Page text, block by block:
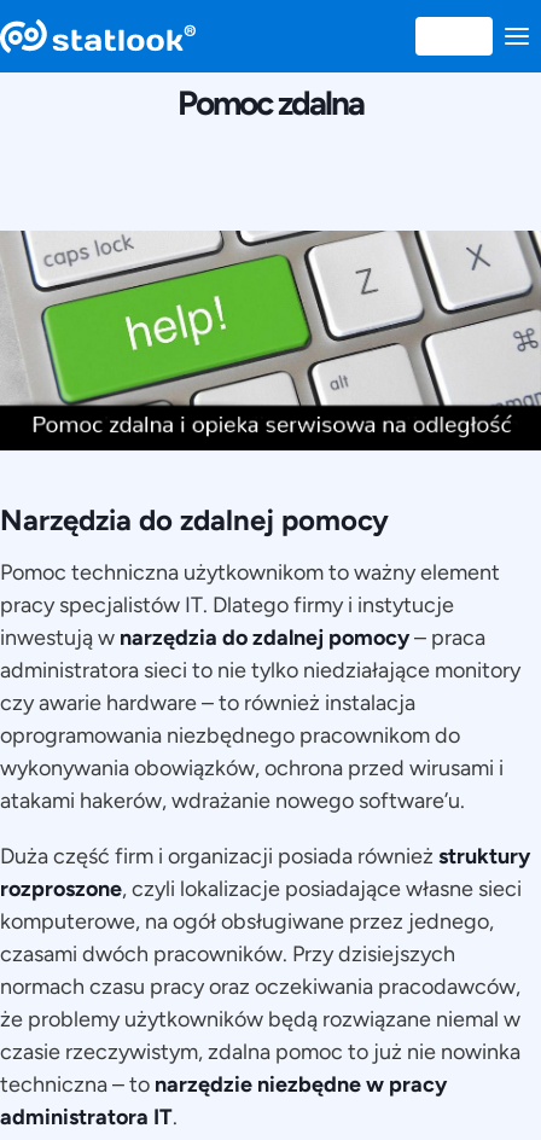
26 OCTOMBRIE 2016
Pomoc zdalna
Narzędzia do zdalnej pomocy
Pomoc techniczna użytkownikom to ważny element
pracy specjalistów IT. Dlatego firmy i instytucje
inwestują w narzędzia do zdalnej pomocy– praca
administratora sieci to nie tylko niedziałające monitory
czy awarie hardware – to również instalacja
oprogramowania niezbędnego pracownikom do
wykonywania obowiązków, ochrona przed wirusami i
atakami hakerów, wdrażanie nowego software’u.
Duża część firm i organizacji posiada również struktury
rozproszone, czyli lokalizacje posiadające własne sieci
komputerowe, na ogół obsługiwane przez jednego,
czasami dwóch pracowników. Przy dzisiejszych
normach czasu pracy oraz oczekiwania pracodawców,
że problemy użytkowników będą rozwiązane niemal w
czasie rzeczywistym, zdalna pomoc to już nie nowinka
techniczna – to narzędzie niezbędne w pracy
administratora IT.